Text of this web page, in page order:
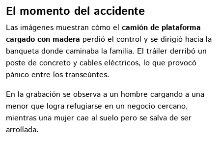
El momento del accidente
Las imágenes muestran cómo el camión de plataforma
cargado con madera perdió el control y se dirigió hacia la
banqueta donde caminaba la familia. El tráiler derribó un
poste de concreto y cables eléctricos, lo que provocó
pánico entre los transeúntes.
En la grabación se observa a un hombre cargando a una
menor que logra refugiarse en un negocio cercano,
mientras una mujer cae al suelo pero se salva de ser
arrollada.